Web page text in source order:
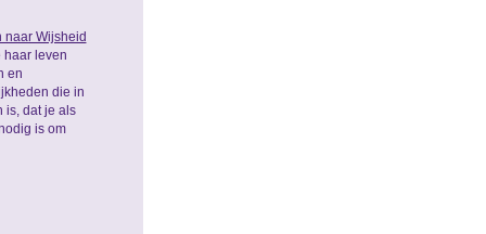
naar Wijsheid
haar leven
en
die in
is, dat je als
is om